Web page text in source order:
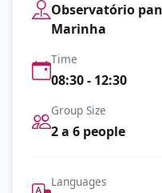
Observatório
Marinha
Time
08:30 - 12:30
Group Size
2 a 6 people
Languages